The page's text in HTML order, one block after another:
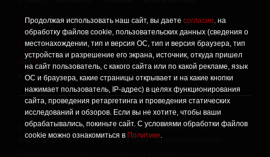
Продолжая использовать наш сайт, вы даете согласие. на
обработку файлов cookie, пользовательских данных (сведения о
местонахождении, тип и версия ОС, тип и версия браузера, тип
устройства и разрешение его экрана, источник, откуда пришел
на сайт пользователь, с какого сайта или по какой рекламе, язык
ОС и браузера, какие страницы открывает и на какие кнопки
нажимает пользователь, IP-адрес) в целях функционирования
сайта, проведения ретаргетинга и проведения статических
исследований и обзоров. Если вы не хотите, чтобы ваши
обрабатывались, покиньте сайт. С условиями обработки файлов
cookie можно ознакомиться в Политике.
! Политика конфиденциальности
! Информация о проведении СОУТ
Данный сайт не предназначен для просмотра лицам
младше 16 лет.
Сетевое издание «Твой Бро», реестровая запись о
регистрации средства массовой информации: серия Эл №
ФС77-86309 от 17 ноября 2023 года, зарегистрировано